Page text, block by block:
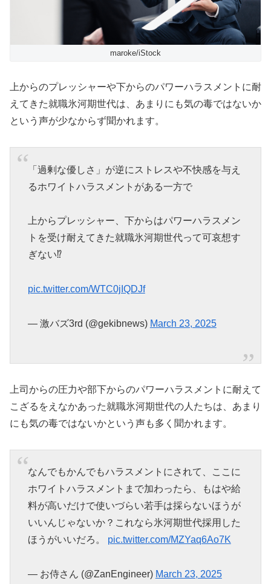
maroke/iStock
上からのプレッシャーや下からのパワーハラスメントに耐
えてきた就職氷河期世代は、あまりにも気の毒ではないか
という声が少なからず聞かれます。
「過剰な優しさ」が逆にストレスや不快感を与え
るホワイトハラスメントがある一方で
上からプレッシャー、下からはパワーハラスメン
トを受け耐えてきた就職氷河期世代って可哀想す
ぎない⁉️
pic.twitter.com/WTC0jIQDJf
— 激バズ3rd (@gekibnews) March 23, 2025
上司からの圧力や部下からのパワーハラスメントに耐えて
こざるをえなかあった就職氷河期世代の人たちは、あまり
にも気の毒ではないかという声も多く聞かれます。
なんでもかんでもハラスメントにされて、ここに
ホワイトハラスメントまで加わったら、もはや給
料が高いだけで使いづらい若手は採らないほうが
いいんじゃないか？これなら氷河期世代採用した
ほうがいいだろ。 pic.twitter.com/MZYaq6Ao7K
— お侍さん (@ZanEngineer) March 23, 2025